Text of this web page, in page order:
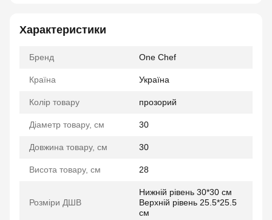
Характеристики
Бренд One Chef
Країна Україна
Колір товару прозорий
Діаметр товару, см 30
Довжина товару, см 30
Висота товару, см 28
Розміри ДШВ
Нижній рівень 30*30 см
Верхній рівень 25.5*25.5
см